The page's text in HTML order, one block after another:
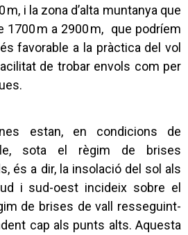
i la zona d’alta muntanya que
1700 m a 2900 m, que podríem
favorable a la pràctica del vol
de trobar envols com per
estan, en condicions de
sota el règim de brises
és a dir, la insolació del sol als
i sud-oest incideix sobre el
de brises de vall resseguint-
cap als punts alts. Aquesta